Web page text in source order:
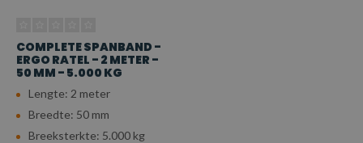
COMPLETE SPANBAND -
ERGO RATEL - 2 METER -
50 MM - 5.000 KG
Lengte: 2 meter
Breedte: 50 mm
Breeksterkte: 5.000 kg